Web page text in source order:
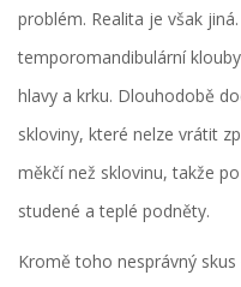
problém. Realita je však
temporomandibulární
hlavy a krku. Dlouhodobě
skloviny, které nelze vrátit
měkčí než sklovinu, takže
studené a teplé podněty.
Kromě toho nesprávný